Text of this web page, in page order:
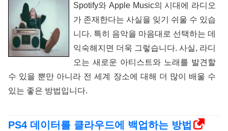
Spotify와 Apple Music의 시대에 라디오
가 존재한다는 사실을 잊기 쉬울 수 있습
니다. 특히 음악을 마음대로 선택하는 데
익숙해지면 더욱 그렇습니다. 사실, 라디
오는 새로운 아티스트와 노래를 발견할
수 있을 뿐만 아니라 전 세계 장소에 대해 더 많이 배울 수
있는 좋은 방법입니다.
PS4 데이터를 클라우드에 백업하는 방법